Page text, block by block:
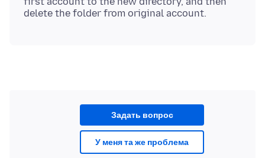
Задать вопрос
У меня та же проблема